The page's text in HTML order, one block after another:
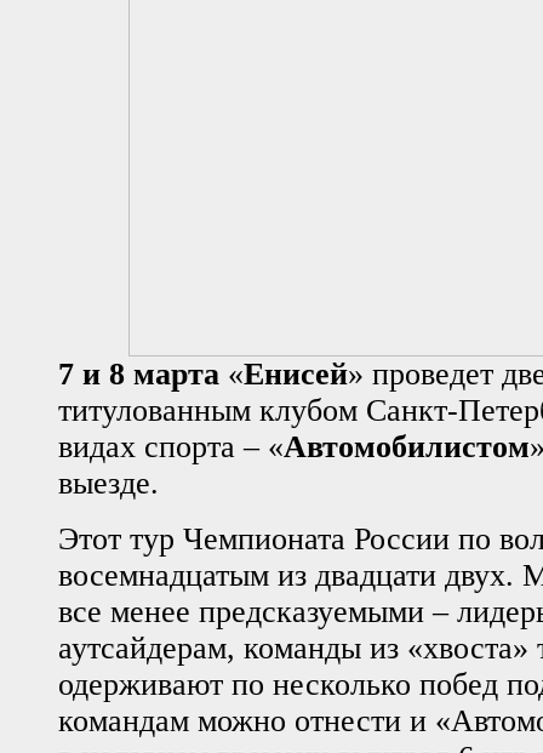
7 и 8 марта «Енисей» проведет
титулованным клубом Санкт-
видах спорта – «Автомобилистом
выезде.
Этот тур Чемпионата России по
восемнадцатым из двадцати двух.
все менее предсказуемыми –
аутсайдерам, команды из
одерживают по несколько побед
командам можно отнести и